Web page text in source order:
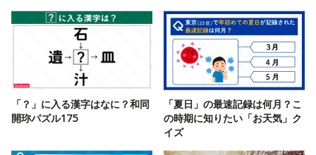
「？」に入る漢字はなに？和同
開珎パズル175
「夏日」の最速記録は何月？こ
の時期に知りたい「お天気」ク
イズ